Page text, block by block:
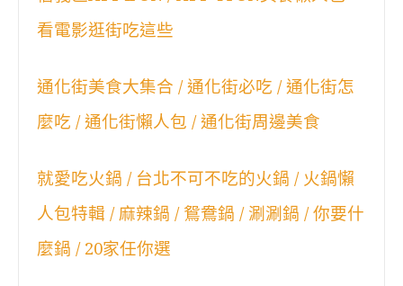
看電影逛街吃這些
通化街美食大集合 / 通化街必吃 / 通化街怎
麼吃 / 通化街懶人包 / 通化街周邊美食
就愛吃火鍋 / 台北不可不吃的火鍋 / 火鍋懶
人包特輯 / 麻辣鍋 / 鴛鴦鍋 / 涮涮鍋 / 你要什
麼鍋 / 20家任你選